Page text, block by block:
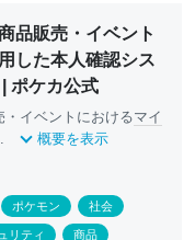
品販売・イベント
した本人確認シス
ポケカ公式
・イベントにおけるマイ
概要を表示
ポケモン 社会
リティ 商品